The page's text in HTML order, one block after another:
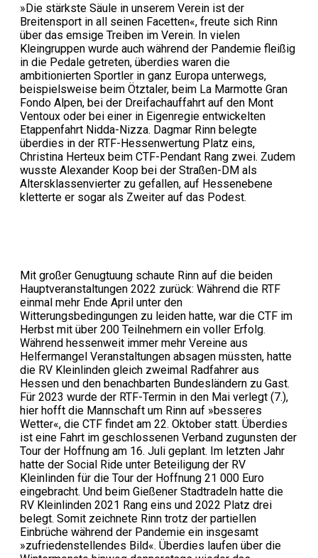
»Die stärkste Säule in unserem Verein ist der
Breitensport in all seinen Facetten«, freute sich Rinn
über das emsige Treiben im Verein. In vielen
Kleingruppen wurde auch während der Pandemie fleißig
in die Pedale getreten, überdies waren die
ambitionierten Sportler in ganz Europa unterwegs,
beispielsweise beim Ötztaler, beim La Marmotte Gran
Fondo Alpen, bei der Dreifachauffahrt auf den Mont
Ventoux oder bei einer in Eigenregie entwickelten
Etappenfahrt Nidda-Nizza. Dagmar Rinn belegte
überdies in der RTF-Hessenwertung Platz eins,
Christina Herteux beim CTF-Pendant Rang zwei. Zudem
wusste Alexander Koop bei der Straßen-DM als
Altersklassenvierter zu gefallen, auf Hessenebene
kletterte er sogar als Zweiter auf das Podest.
Mit großer Genugtuung schaute Rinn auf die beiden
Hauptveranstaltungen 2022 zurück: Während die RTF
einmal mehr Ende April unter den
Witterungsbedingungen zu leiden hatte, war die CTF im
Herbst mit über 200 Teilnehmern ein voller Erfolg.
Während hessenweit immer mehr Vereine aus
Helfermangel Veranstaltungen absagen müssten, hatte
die RV Kleinlinden gleich zweimal Radfahrer aus
Hessen und den benachbarten Bundesländern zu Gast.
Für 2023 wurde der RTF-Termin in den Mai verlegt (7.),
hier hofft die Mannschaft um Rinn auf »besseres
Wetter«, die CTF findet am 22. Oktober statt. Überdies
ist eine Fahrt im geschlossenen Verband zugunsten der
Tour der Hoffnung am 16. Juli geplant. Im letzten Jahr
hatte der Social Ride unter Beteiligung der RV
Kleinlinden für die Tour der Hoffnung 21 000 Euro
eingebracht. Und beim Gießener Stadtradeln hatte die
RV Kleinlinden 2021 Rang eins und 2022 Platz drei
belegt. Somit zeichnete Rinn trotz der partiellen
Einbrüche während der Pandemie ein insgesamt
»zufriedenstellendes Bild«. Überdies laufen über die